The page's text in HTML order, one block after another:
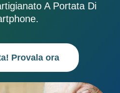
A Portata Di
Provala ora